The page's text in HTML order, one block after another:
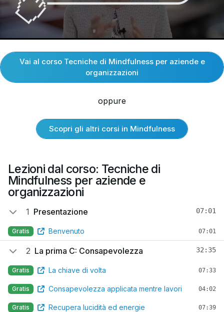
Vai al corso Tecniche di Mindfulness per aziende e
organizzazioni
oppure
Scopri gli altri corsi in Mindfulness
Lezioni dal corso: Tecniche di
Mindfulness per aziende e
organizzazioni
1 Presentazione 07:01
Gratis Benvenuto 07:01
2 La prima C: Consapevolezza 32:35
Gratis La chiave di volta 07:33
Gratis Consapevolezza applicata mentre lavori 04:02
Gratis Recupera lucidità ed energie 07:39